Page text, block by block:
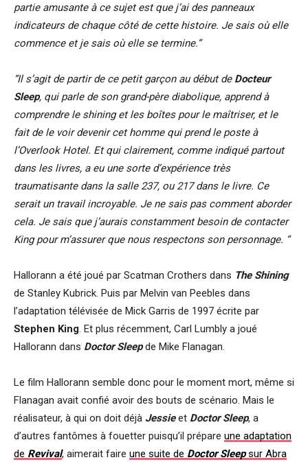
partie amusante à ce sujet est que j’ai des panneaux
indicateurs de chaque côté de cette histoire. Je sais où elle
commence et je sais où elle se termine.”
“Il s’agit de partir de ce petit garçon au début de Docteur
Sleep, qui parle de son grand-père diabolique, apprend à
comprendre le shining et les boîtes pour le maîtriser, et le
fait de le voir devenir cet homme qui prend le poste à
l’Overlook Hotel. Et qui clairement, comme indiqué partout
dans les livres, a eu une sorte d’expérience très
traumatisante dans la salle 237, ou 217 dans le livre. Ce
serait un travail incroyable. Je ne sais pas comment aborder
cela. Je sais que j’aurais constamment besoin de contacter
King pour m’assurer que nous respectons son personnage. “
Hallorann a été joué par Scatman Crothers dans The Shining
de Stanley Kubrick. Puis par Melvin van Peebles dans
l’adaptation télévisée de Mick Garris de 1997 écrite par
Stephen King. Et plus récemment, Carl Lumbly a joué
Hallorann dans Doctor Sleepde Mike Flanagan.
Le film Hallorann semble donc pour le moment mort, même si
Flanagan avait confié avoir des bouts de scénario. Mais le
réalisateur, à qui on doit déjà Jessieet Doctor Sleep, a
d’autres fantômes à fouetter puisqu’il prépare une adaptation
de Revival, aimerait faire une suite de Doctor Sleepsur Abra